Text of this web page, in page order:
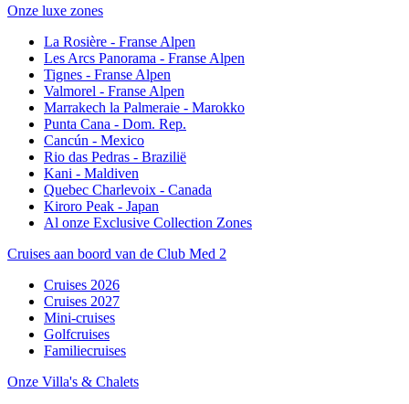
Onze luxe zones
La Rosière - Franse Alpen
Les Arcs Panorama - Franse Alpen
Tignes - Franse Alpen
Valmorel - Franse Alpen
Marrakech la Palmeraie - Marokko
Punta Cana - Dom. Rep.
Cancún - Mexico
Rio das Pedras - Brazilië
Kani - Maldiven
Quebec Charlevoix - Canada
Kiroro Peak - Japan
Al onze Exclusive Collection Zones
Cruises aan boord van de Club Med 2
Cruises 2026
Cruises 2027
Mini-cruises
Golfcruises
Familiecruises
Onze Villa's & Chalets